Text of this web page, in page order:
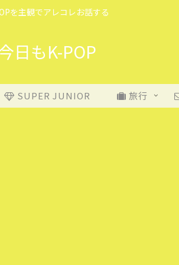
を主観でアレコレお話する
日もK-POP
SUPER JUNIOR 旅行